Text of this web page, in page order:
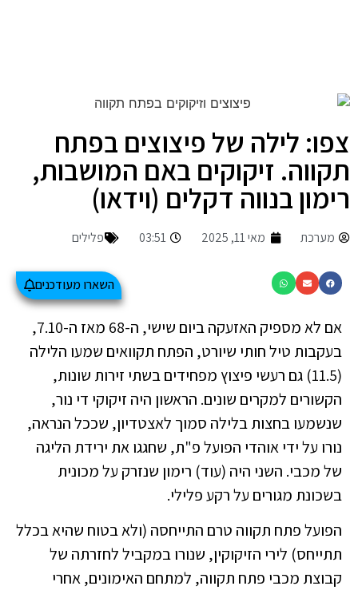
צפו: לילה של פיצוצים בפתח
תקווה. זיקוקים באם המושבות,
רימון בנווה דקלים (וידאו)
מערכת מאי 11, 2025 03:51 פלילים
השארו מעודכנים
אם לא מספיק האזעקה ביום שישי, ה-68 מאז ה-7.10,
בעקבות טיל חותי שיורט, הפתח תקוואים שמעו הלילה
(11.5) גם רעשי פיצוץ מפחידים בשתי זירות שונות,
הקשורים למקרים שונים. הראשון היה זיקוקי די נור,
שנשמעו בחצות בלילה סמוך לאצטדיון, שככל הנראה,
נורו על ידי אוהדי הפועל פ"ת, שחגגו את ירידת הליגה
של מכבי. השני היה (עוד) רימון שנזרק על מכונית
בשכונת מגורים על רקע פלילי.
הפועל פתח תקווה טרם התייחסה (ולא בטוח שהיא בכלל
תתייחס) לירי הזיקוקין, שנורו במקביל לחזרתה של
קבוצת מכבי פתח תקווה, למתחם האימונים, אחרי